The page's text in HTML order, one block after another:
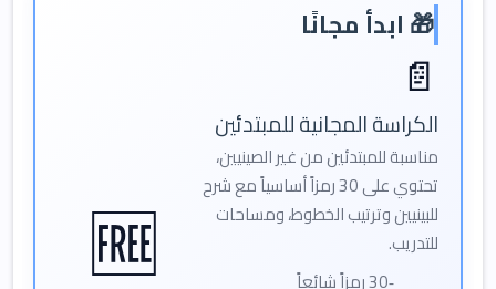
🎁 ابدأ مجانًا
📄
الكراسة المجانية للمبتدئين
مناسبة للمبتدئين من غير الصينيين،
تحتوي على 30 رمزاً أساسياً مع شرح
للبينيين وترتيب الخطوط، ومساحات
للتدريب.
30 رمزاً شائعاً
🆓